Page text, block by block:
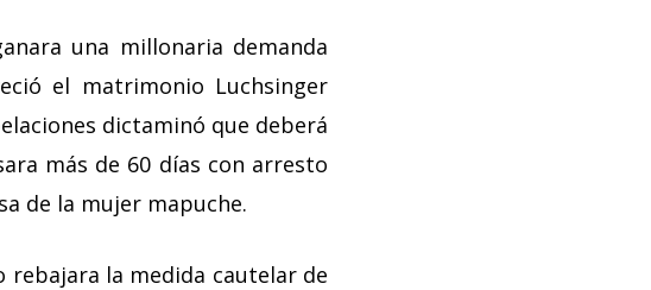
una millonaria demanda
el matrimonio Luchsinger
dictaminó que deberá
más de 60 días con arresto
de la mujer mapuche.
rebajara la medida cautelar de